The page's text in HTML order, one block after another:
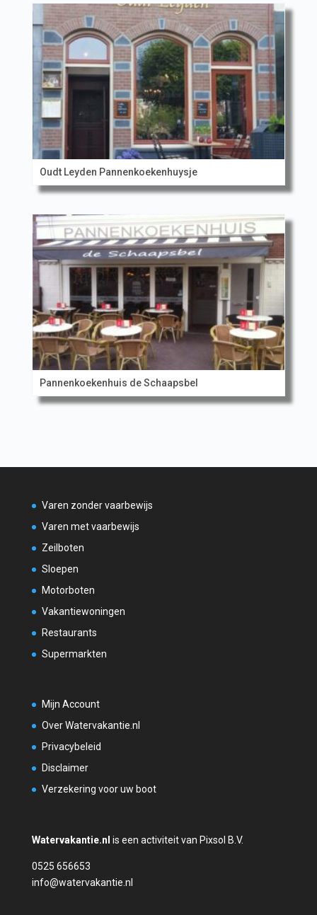
Oudt Leyden Pannenkoekenhuysje
Pannenkoekenhuis de Schaapsbel
Varen zonder vaarbewijs
Varen met vaarbewijs
Zeilboten
Sloepen
Motorboten
Vakantiewoningen
Restaurants
Supermarkten
Mijn Account
Over Watervakantie.nl
Privacybeleid
Disclaimer
Verzekering voor uw boot
Watervakantie.nl is een activiteit van Pixsol B.V.
0525 656653
info@watervakantie.nl